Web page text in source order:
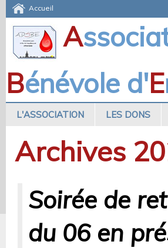
Accueil
A
Bénévole d'E
L'ASSOCIATION LES DONS
Archives
Soirée de
du 06 en